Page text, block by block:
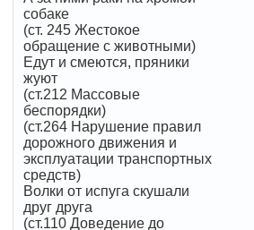
собаке
(ст. 245 Жестокое
обращение с животными)
Едут и смеются, пряники
жуют
(ст.212 Массовые
беспорядки)
(ст.264 Нарушение правил
дорожного движения и
эксплуатации транспортных
средств)
Волки от испуга скушали
друг друга
(ст.110 Доведение до